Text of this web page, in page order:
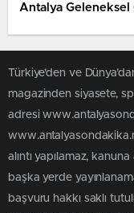
Antalya Geleneksel
Türkiye'den ve
magazinden siyasete,
adresi
alıntı yapılamaz,
başka yerde
başvuru hakkı saklı